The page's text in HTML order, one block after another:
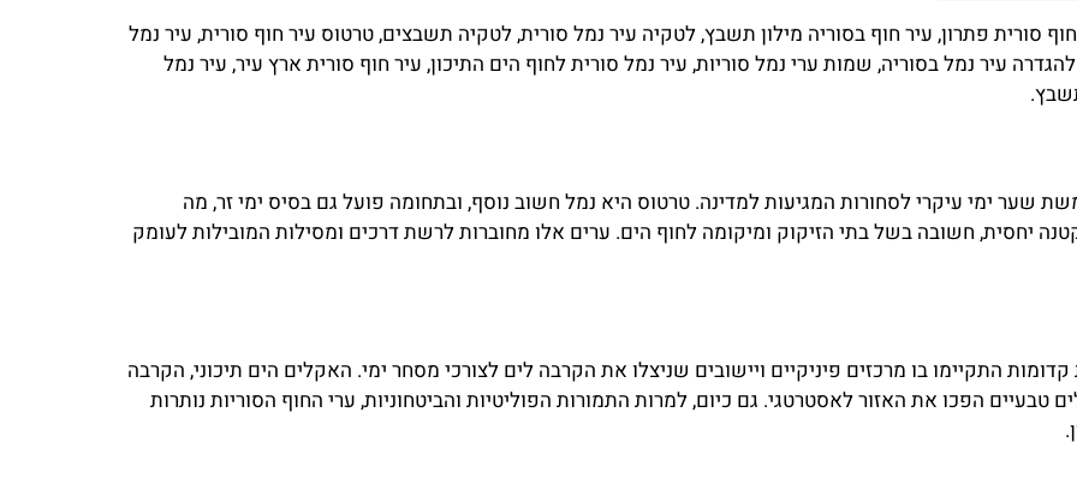
סורית פתרון, עיר חוף בסוריה מילון תשבץ, לטקיה עיר נמל סורית, לטקיה תשבצים, טרטוס עיר חוף סורית, עיר נמל
עיר נמל בסוריה, שמות ערי נמל סוריות, עיר נמל סורית לחוף הים התיכון, עיר חוף סורית ארץ עיר, עיר נמל
שער ימי עיקרי לסחורות המגיעות למדינה. טרטוס היא נמל חשוב נוסף, ובתחומה פועל גם בסיס ימי זר, מה
יחסית, חשובה בשל בתי הזיקוק ומיקומה לחוף הים. ערים אלו מחוברות לרשת דרכים ומסילות המובילות לעומק
התקיימו בו מרכזים פיניקיים ויישובים שניצלו את הקרבה לים לצורכי מסחר ימי. האקלים הים תיכוני, הקרבה
טבעיים הפכו את האזור לאסטרטגי. גם כיום, למרות התמורות הפוליטיות והביטחוניות, ערי החוף הסוריות נותרות